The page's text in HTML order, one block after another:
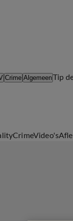
Crime AlgemeenTip
CrimeVideo's